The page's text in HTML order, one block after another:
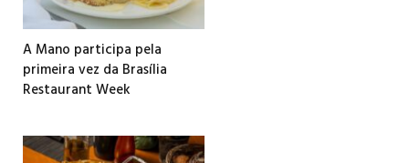
A Mano participa pela
primeira vez da Brasília
Restaurant Week